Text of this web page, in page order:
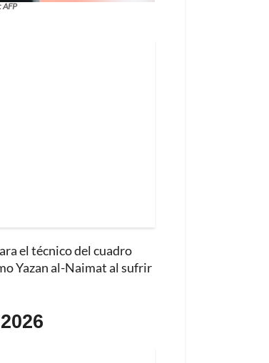
AFP
el técnico del cuadro
Yazan al-Naimat al sufrir